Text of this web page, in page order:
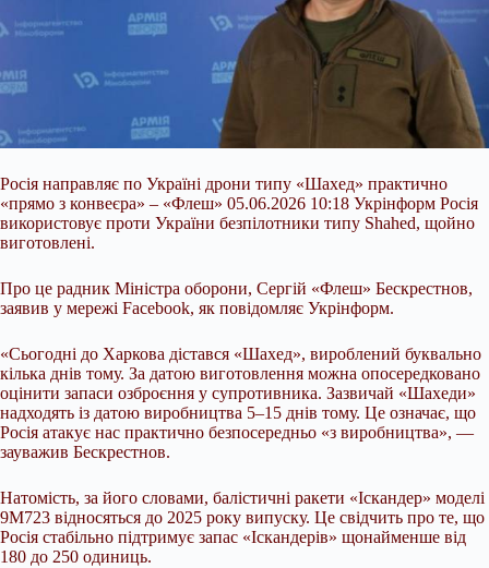
Росія направляє по Україні дрони типу «Шахед» практично
«прямо з конвеєра» – «Флеш» 05.06.2026 10:18 Укрінформ Росія
використовує проти України безпілотники типу Shahed, щойно
виготовлені.
Про це радник Міністра оборони, Сергій «Флеш» Бескрестнов,
заявив у мережі Facebook, як повідомляє Укрінформ.
«Сьогодні до Харкова дістався «Шахед», вироблений буквально
кілька днів тому. За датою виготовлення можна опосередковано
оцінити запаси озброєння у супротивника. Зазвичай «Шахеди»
надходять із датою виробництва 5–15 днів тому. Це означає, що
Росія атакує нас практично безпосередньо «з виробництва», —
зауважив Бескрестнов.
Натомість, за його словами, балістичні ракети «Іскандер» моделі
9М723 відносяться до 2025 року випуску. Це свідчить про те, що
Росія стабільно підтримує запас «Іскандерів» щонайменше від
180 до 250 одиниць.